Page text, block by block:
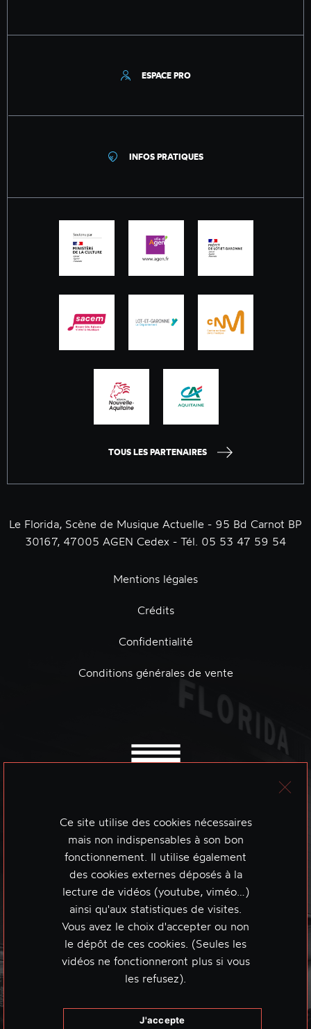
ESPACE PRO
INFOS PRATIQUES
TOUS LES PARTENAIRES
Le Florida, Scène de Musique Actuelle - 95 Bd Carnot BP
30167, 47005 AGEN Cedex - Tél. 05 53 47 59 54
Mentions légales
Crédits
Confidentialité
Conditions générales de vente
Ce site utilise des cookies nécessaires
mais non indispensables à son bon
fonctionnement. Il utilise également
des cookies externes déposés à la
lecture de vidéos (youtube, viméo…)
ainsi qu'aux statistiques de visites.
Vous avez le choix d'accepter ou non
le dépôt de ces cookies. (Seules les
vidéos ne fonctionneront plus si vous
les refusez).
J'accepte